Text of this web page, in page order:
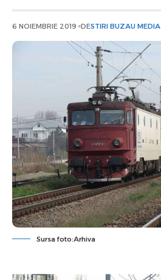
6 NOIEMBRIE 2019 DESTIRI BUZAU MEDIA
Sursa foto:Arhiva